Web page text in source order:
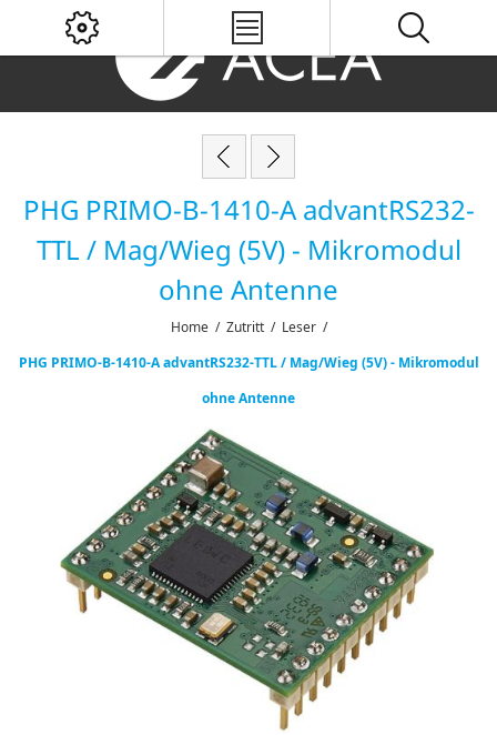
PHG PRIMO-B-1410-A advantRS232-
TTL / Mag/Wieg (5V) - Mikromodul
ohne Antenne
Home / Zutritt / Leser /
PHG PRIMO-B-1410-A advantRS232-TTL / Mag/Wieg (5V) - Mikromodul
ohne Antenne